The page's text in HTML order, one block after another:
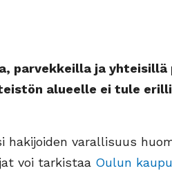
parvekkeilla ja yhteisillä
alueelle ei tule
hakijoiden varallisuus
voi tarkistaa Oulun